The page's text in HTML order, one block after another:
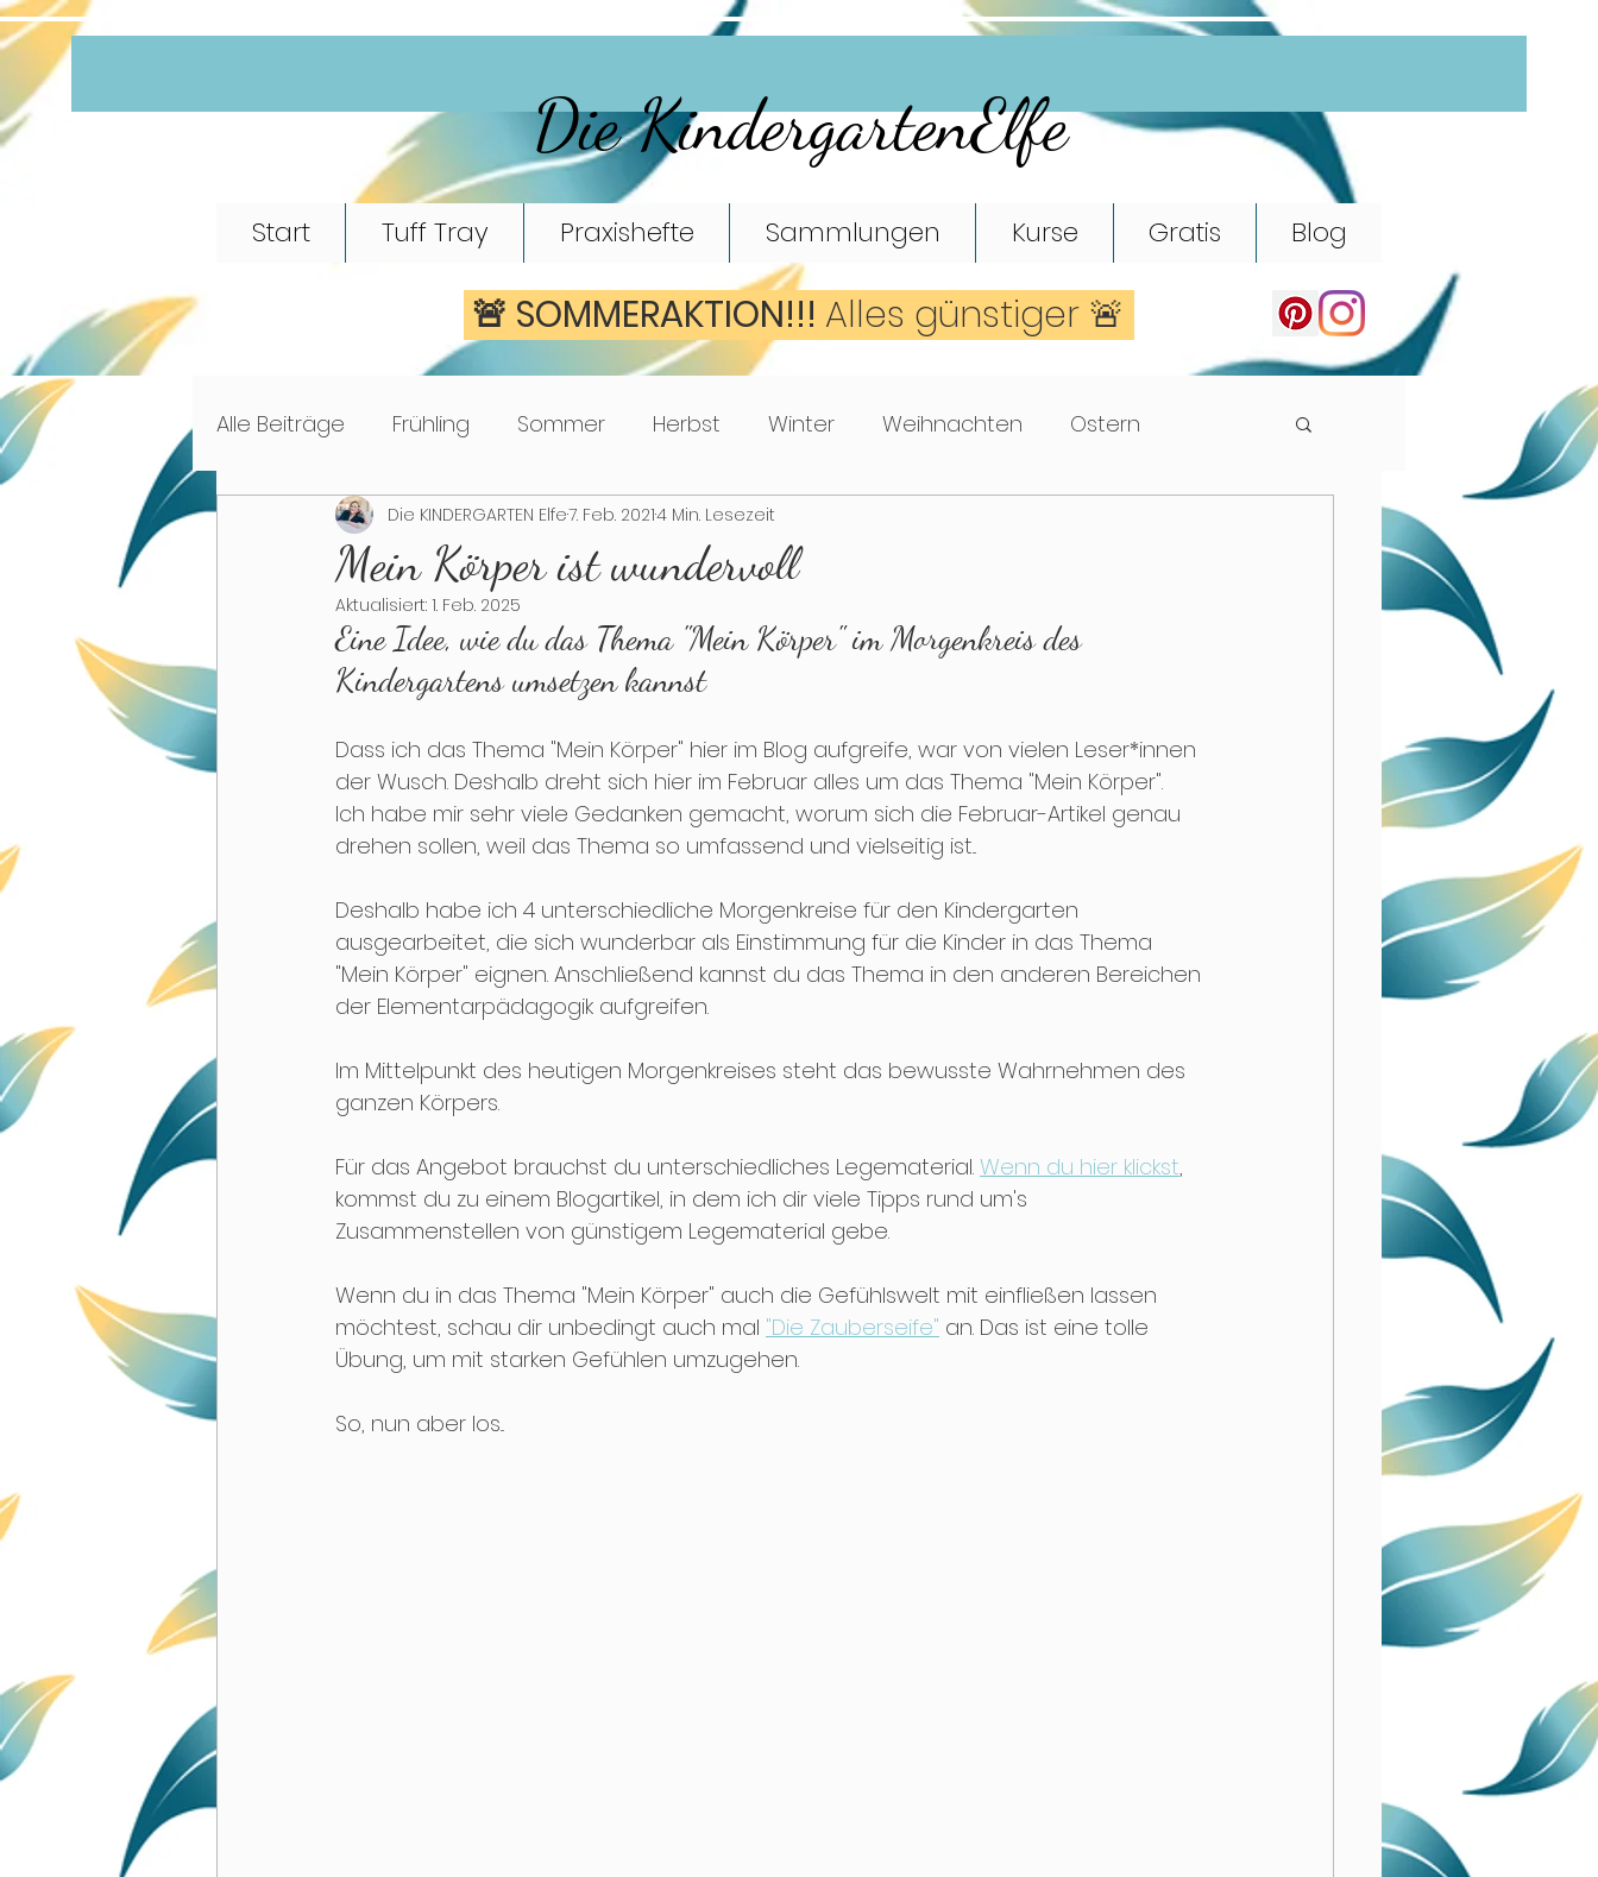
Die KindergartenElfe
Start Tuff Tray Praxishefte Sammlungen Kurse Gratis Blog
🚨 SOMMERAKTION!!! Alles günstiger 🚨
Alle Beiträge Frühling Sommer Herbst Winter Weihnachten Ostern
Morgenkreis Märchen Mathematik Turnen
Lernspiel Kreativ Advent
Mein Körper ist wundervoll
Die KINDERGARTEN Elfe7. Feb. 20214 Min. Lesezeit
Aktualisiert: 1. Feb. 2025
Eine Idee, wie du das Thema "Mein Körper" im Morgenkreis des
Kindergartens umsetzen kannst
Dass ich das Thema "Mein Körper" hier im Blog aufgreife, war von vielen Leser*innen
der Wusch. Deshalb dreht sich hier im Februar alles um das Thema "Mein Körper".
Ich habe mir sehr viele Gedanken gemacht, worum sich die Februar-Artikel genau
drehen sollen, weil das Thema so umfassend und vielseitig ist...
Deshalb habe ich 4 unterschiedliche Morgenkreise für den Kindergarten
ausgearbeitet, die sich wunderbar als Einstimmung für die Kinder in das Thema
"Mein Körper" eignen. Anschließend kannst du das Thema in den anderen Bereichen
der Elementarpädagogik aufgreifen.
Im Mittelpunkt des heutigen Morgenkreises steht das bewusste Wahrnehmen des
ganzen Körpers.
Für das Angebot brauchst du unterschiedliches Legematerial. Wenn du hier klickst,
kommst du zu einem Blogartikel, in dem ich dir viele Tipps rund um's
Zusammenstellen von günstigem Legematerial gebe.
Wenn du in das Thema "Mein Körper" auch die Gefühlswelt mit einfließen lassen
möchtest, schau dir unbedingt auch mal "Die Zauberseife" an. Das ist eine tolle
Übung, um mit starken Gefühlen umzugehen.
So, nun aber los...